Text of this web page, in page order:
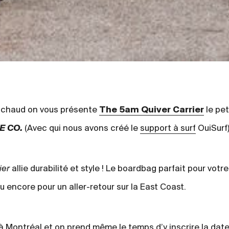
on vous présente The 5am Quiver Carrierle
CO. (Avec qui nous avons créé le support à surf OuiSurf)
allie durabilité et style ! Le boardbag parfait pour
encore pour un aller-retour sur la East Coast.